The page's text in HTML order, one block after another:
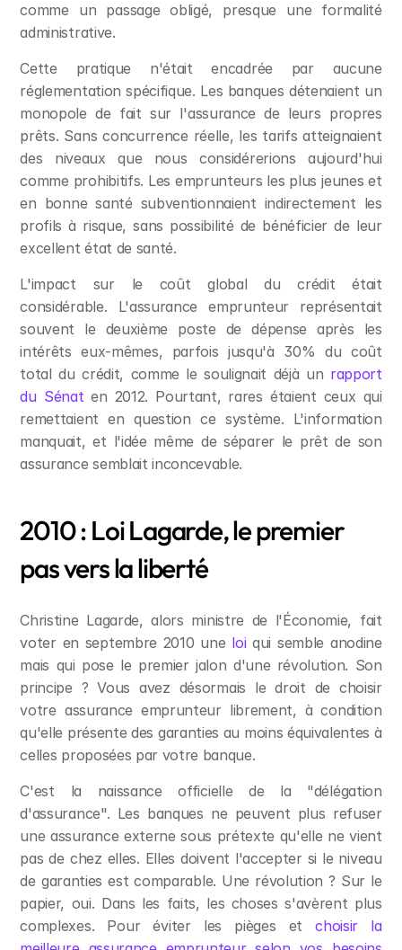
comme un passage obligé, presque une formalité
administrative.
Cette pratique n'était encadrée par aucune
réglementation spécifique. Les banques détenaient un
monopole de fait sur l'assurance de leurs propres
prêts. Sans concurrence réelle, les tarifs atteignaient
des niveaux que nous considérerions aujourd'hui
comme prohibitifs. Les emprunteurs les plus jeunes et
en bonne santé subventionnaient indirectement les
profils à risque, sans possibilité de bénéficier de leur
excellent état de santé.
L'impact sur le coût global du crédit était
considérable. L'assurance emprunteur représentait
souvent le deuxième poste de dépense après les
intérêts eux-mêmes, parfois jusqu'à 30% du coût
total du crédit, comme le soulignait déjà un rapport
du Sénat en 2012. Pourtant, rares étaient ceux qui
remettaient en question ce système. L'information
manquait, et l'idée même de séparer le prêt de son
assurance semblait inconcevable.
2010 : Loi Lagarde, le premier
pas vers la liberté
Christine Lagarde, alors ministre de l'Économie, fait
voter en septembre 2010 une loi qui semble anodine
mais qui pose le premier jalon d'une révolution. Son
principe ? Vous avez désormais le droit de choisir
votre assurance emprunteur librement, à condition
qu'elle présente des garanties au moins équivalentes à
celles proposées par votre banque.
C'est la naissance officielle de la "délégation
d'assurance". Les banques ne peuvent plus refuser
une assurance externe sous prétexte qu'elle ne vient
pas de chez elles. Elles doivent l'accepter si le niveau
de garanties est comparable. Une révolution ? Sur le
papier, oui. Dans les faits, les choses s'avèrent plus
complexes. Pour éviter les pièges et choisir la